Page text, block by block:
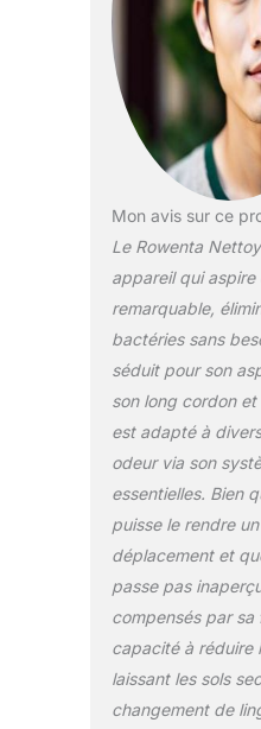
Mon avis sur ce
Le Rowenta
appareil qui
remarquable,
bactéries sans
séduit pour son
son long cordon et
est adapté à
odeur via son
essentielles. Bien
puisse le rendre
déplacement et
passe pas
compensés par sa
capacité à réduire
laissant les sols
changement de